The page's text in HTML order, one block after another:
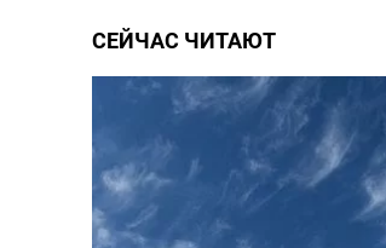
СЕЙЧАС ЧИТАЮТ